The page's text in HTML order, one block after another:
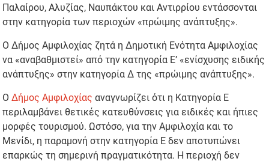
Παλαίρου, Αλυζίας, Ναυπάκτου και Αντιρρίου εντάσσονται
στην κατηγορία των περιοχών «πρώιμης ανάπτυξης».
Ο Δήμος Αμφιλοχίας ζητά η Δημοτική Ενότητα Αμφιλοχίας
να «αναβαθμιστεί» από την κατηγορία Ε’ «ενίσχυσης ειδικής
ανάπτυξης» στην κατηγορία Δ της «πρώιμης ανάπτυξης».
ΟΔήμος Αμφιλοχίας αναγνωρίζει ότι η Κατηγορία Ε
περιλαμβάνει θετικές κατευθύνσεις για ειδικές και ήπιες
μορφές τουρισμού. Ωστόσο, για την Αμφιλοχία και το
Μενίδι, η παραμονή στην κατηγορία Ε δεν αποτυπώνει
επαρκώς τη σημερινή πραγματικότητα. Η περιοχή δεν